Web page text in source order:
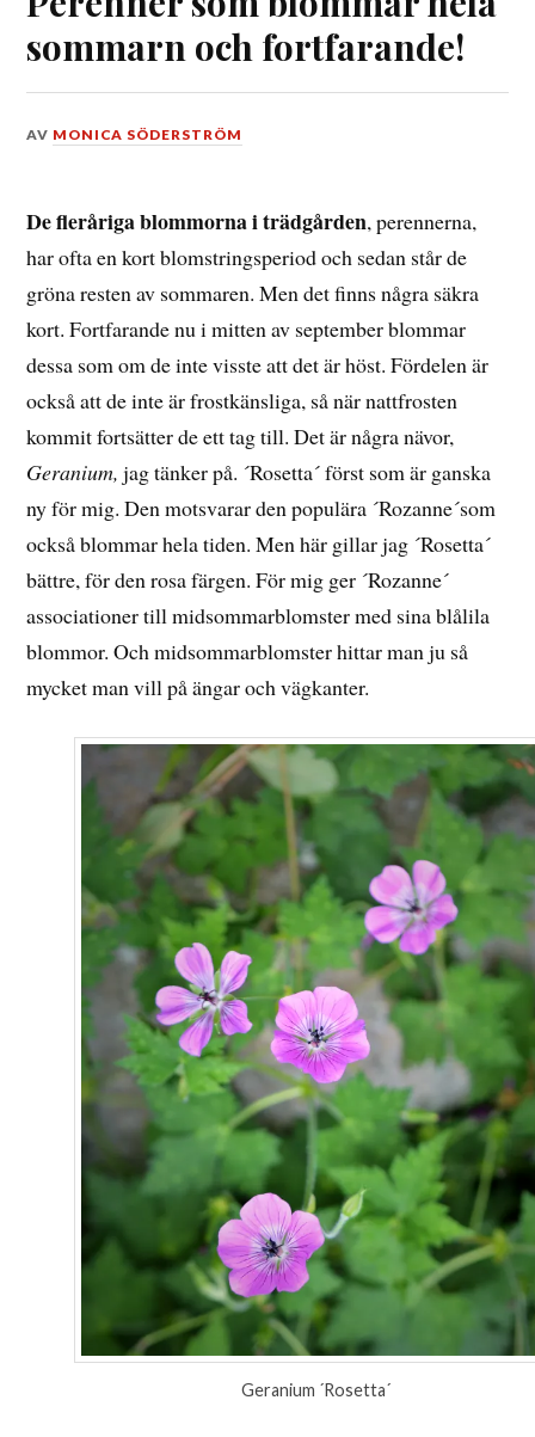
sommarn och fortfarande!
DEN
2018
AV MONICA SÖDERSTRÖM
De fleråriga blommorna i trädgården, perennerna,
har ofta en kort blomstringsperiod och sedan står de
gröna resten av sommaren. Men det finns några säkra
kort. Fortfarande nu i mitten av september blommar
dessa som om de inte visste att det är höst. Fördelen är
också att de inte är frostkänsliga, så när nattfrosten
kommit fortsätter de ett tag till. Det är några nävor,
Geranium, jag tänker på. ´Rosetta´ först som är ganska
ny för mig. Den motsvarar den populära ´Rozanne´som
också blommar hela tiden. Men här gillar jag ´Rosetta´
bättre, för den rosa färgen. För mig ger ´Rozanne´
associationer till midsommarblomster med sina blålila
blommor. Och midsommarblomster hittar man ju så
mycket man vill på ängar och vägkanter.
Geranium ´Rosetta´